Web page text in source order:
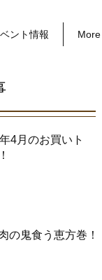
ント情報 More
4月のお買いト
の鬼食う恵方巻！